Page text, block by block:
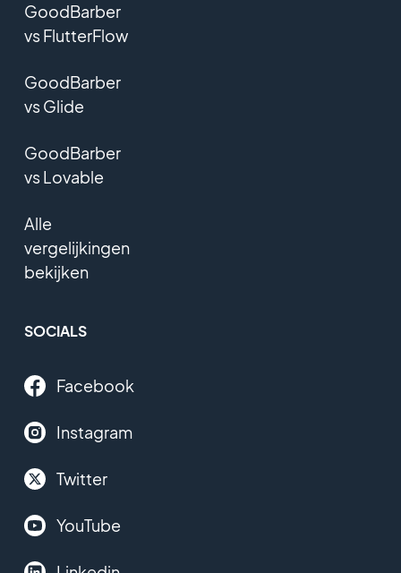
GoodBarber
vs FlutterFlow
GoodBarber
vs Glide
GoodBarber
vs Lovable
Alle
vergelijkingen
bekijken
SOCIALS
Facebook
Instagram
Twitter
YouTube